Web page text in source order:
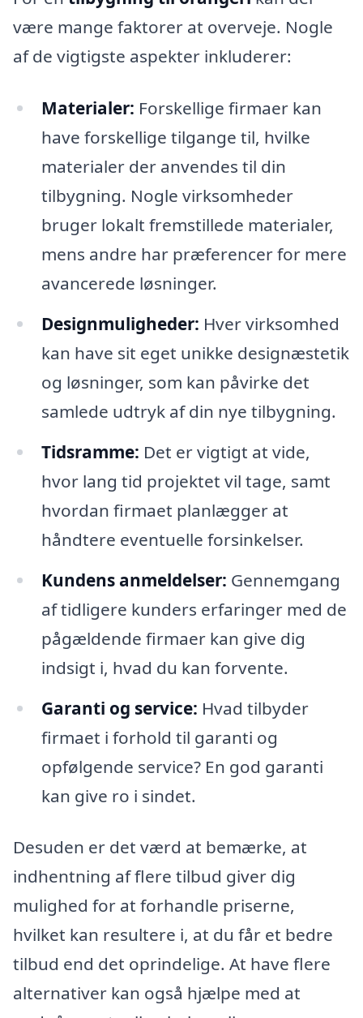
være mange faktorer at overveje. Nogle
af de vigtigste aspekter inkluderer:
Materialer: Forskellige firmaer kan
have forskellige tilgange til, hvilke
materialer der anvendes til din
tilbygning. Nogle virksomheder
bruger lokalt fremstillede materialer,
mens andre har præferencer for mere
avancerede løsninger.
Designmuligheder: Hver virksomhed
kan have sit eget unikke designæstetik
og løsninger, som kan påvirke det
samlede udtryk af din nye tilbygning.
Tidsramme: Det er vigtigt at vide,
hvor lang tid projektet vil tage, samt
hvordan firmaet planlægger at
håndtere eventuelle forsinkelser.
Kundens anmeldelser: Gennemgang
af tidligere kunders erfaringer med de
pågældende firmaer kan give dig
indsigt i, hvad du kan forvente.
Garanti og service: Hvad tilbyder
firmaet i forhold til garanti og
opfølgende service? En god garanti
kan give ro i sindet.
Desuden er det værd at bemærke, at
indhentning af flere tilbud giver dig
mulighed for at forhandle priserne,
hvilket kan resultere i, at du får et bedre
tilbud end det oprindelige. At have flere
alternativer kan også hjælpe med at